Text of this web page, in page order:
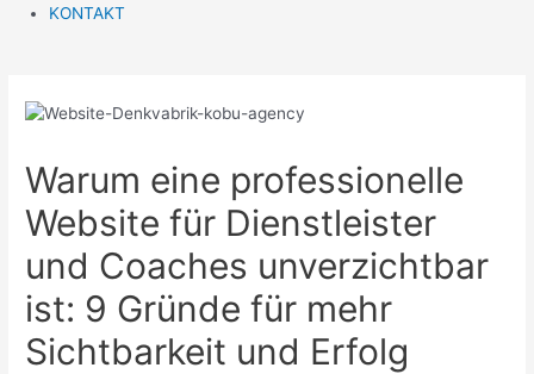
KONTAKT
Warum eine professionelle
Website für Dienstleister
und Coaches unverzichtbar
ist: 9 Gründe für mehr
Sichtbarkeit und Erfolg